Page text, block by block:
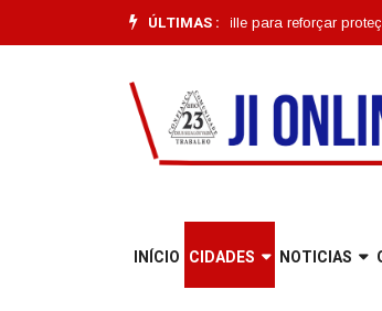
ÚLTIMAS :
começa em Joinville para reforçar proteção de
INÍCIO CIDADES NOTICIAS